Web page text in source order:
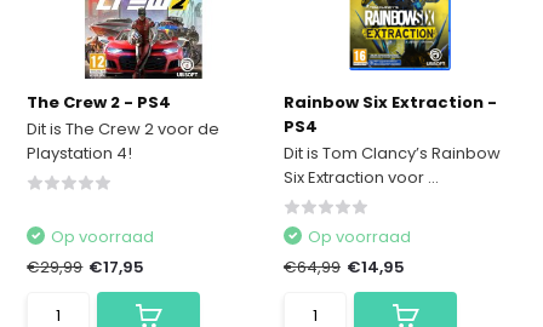
The Crew 2 - PS4
Dit is The Crew 2 voor de
Playstation 4!
Op voorraad
€29,99 €17,95
Rainbow Six Extraction -
PS4
Dit is Tom Clancy’s Rainbow
Six Extraction voor ...
Op voorraad
€64,99 €14,95